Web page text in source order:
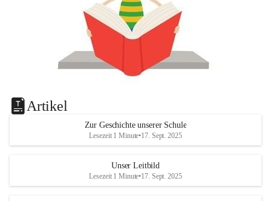
Artikel
Zur Geschichte unserer Schule
Lesezeit 1 Minute•17. Sept. 2025
Unser Leitbild
Lesezeit 1 Minute•17. Sept. 2025